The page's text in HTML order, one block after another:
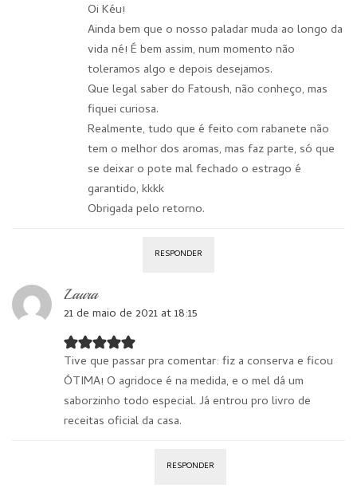
Oi Kéu!
Ainda bem que o nosso paladar muda ao longo da
vida né! É bem assim, num momento não
toleramos algo e depois desejamos.
Que legal saber do Fatoush, não conheço, mas
fiquei curiosa.
Realmente, tudo que é feito com rabanete não
tem o melhor dos aromas, mas faz parte, só que
se deixar o pote mal fechado o estrago é
garantido, kkkk
Obrigada pelo retorno.
RESPONDER
Laura
21 de maio de 2021 at 18:15
Tive que passar pra comentar: fiz a conserva e ficou
ÓTIMA! O agridoce é na medida, e o mel dá um
saborzinho todo especial. Já entrou pro livro de
receitas oficial da casa.
RESPONDER